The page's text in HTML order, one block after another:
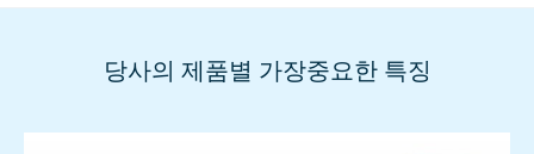
당사의 제품별 가장중요한 특징